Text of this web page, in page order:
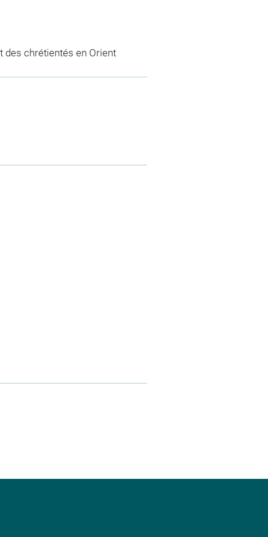
des chrétientés en Orient